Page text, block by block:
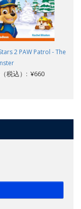
2 PAW Patrol - The
税込）: ¥660